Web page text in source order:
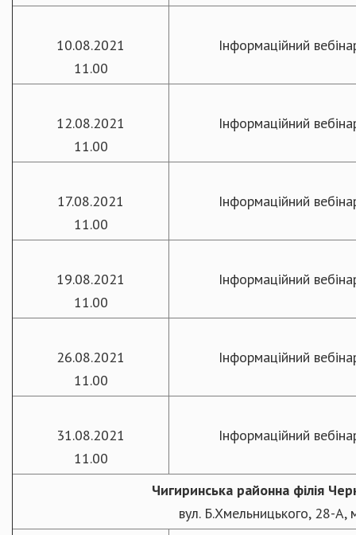
10.08.2021
11.00
Інформаційний
12.08.2021
11.00
Інформаційний
17.08.2021
11.00
Інформаційний
19.08.2021
11.00
Інформаційний
26.08.2021
11.00
Інформаційний
31.08.2021
11.00
Інформаційний
Чигиринська районна філія
вул. Б.Хмельницького, 28-А,